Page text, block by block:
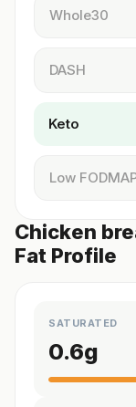
Whole30
DASH
Keto
Low
Chicken
Fat Profile
SATURATED
0.6g